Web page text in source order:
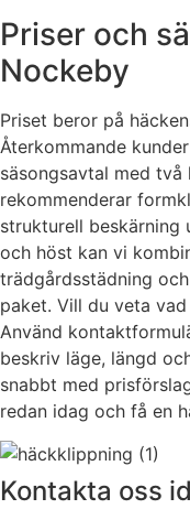
Priser och
Nockeby
Priset beror på
Återkommande
säsongsavtal med
rekommenderar
strukturell beskärning
och höst kan vi
trädgårdsstädning
paket. Vill du veta
Använd
beskriv läge, längd
snabbt med
redan idag och få en
Kontakta oss